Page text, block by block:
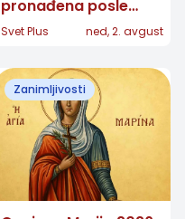
pronađena posle
skoro 132 godine:
njeno poreklo
Svet Plus ned, 2. avgust
Zanimljivosti